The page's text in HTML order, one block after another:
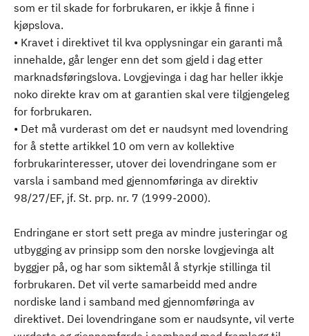
som er til skade for forbrukaren, er ikkje å finne i
kjøpslova.
• Kravet i direktivet til kva opplysningar ein garanti må
innehalde, går lenger enn det som gjeld i dag etter
marknadsføringslova. Lovgjevinga i dag har heller ikkje
noko direkte krav om at garantien skal vere tilgjengeleg
for forbrukaren.
• Det må vurderast om det er naudsynt med lovendring
for å stette artikkel 10 om vern av kollektive
forbrukarinteresser, utover dei lovendringane som er
varsla i samband med gjennomføringa av direktiv
98/27/EF, jf. St. prp. nr. 7 (1999-2000).
Endringane er stort sett prega av mindre justeringar og
utbygging av prinsipp som den norske lovgjevinga alt
byggjer på, og har som siktemål å styrkje stillinga til
forbrukaren. Det vil verte samarbeidd med andre
nordiske land i samband med gjennomføringa av
direktivet. Dei lovendringane som er naudsynte, vil verte